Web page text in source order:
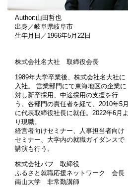
Author:山田哲也
出身／岐阜県岐阜市
生年月日／1966年5月22日
株式会社名大社 取締役会長
1989年大学卒業後、株式会社名大社に
入社。 営業部門にて東海地区の企業に
対し新卒採用、中途採用の支援を行
う。各部門の責任者を経て、2010年5月
に代表取締役社長に就任。2022年6月よ
り現職。
経営者向けセミナー、人事担当者向け
セミナー、大学内の就職ガイダンスで
講演も行う。
株式会社パフ 取締役
ふるさと就職応援ネットワーク 会長
南山大学 非常勤講師